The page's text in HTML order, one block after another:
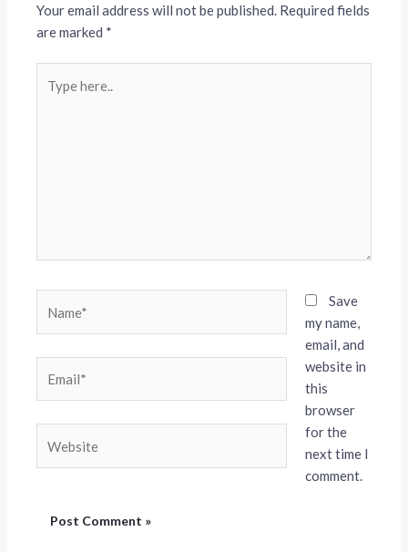
Your email address will not be published. Required fields
are marked *
here..
Save
my name,
email, and
website in
this
browser
for the
next time I
comment.